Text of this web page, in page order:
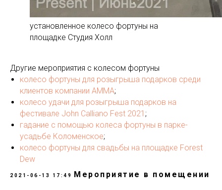
установленное колесо фортуны на
площадке Студия Холл
Другие мероприятия с колесом фортуны
колесо фортуны для розыгрыша подарков среди
клиентов компании AMMA;
колесо удачи для розыгрыша подарков на
фестивале John Calliano Fest 2021 ;
гадание с помощью колеса фортуны в парке-
усадьбе Коломенское;
колесо фортуны для свадьбы на площадке Forest
Dew
2021-06-13 17:49 Мероприятие в помещении